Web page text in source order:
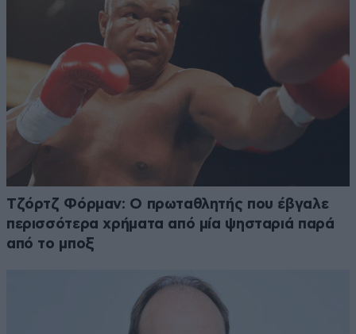
Τζόρτζ Φόρμαν: Ο πρωταθλητής που έβγαλε
περισσότερα χρήματα από μία ψησταριά παρά
από το μποξ